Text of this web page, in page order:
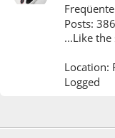
Freqüente
Posts: 386
...Like
Location:
Logged